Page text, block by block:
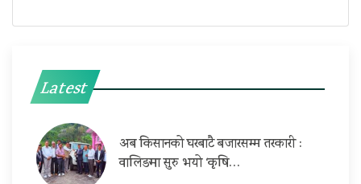
Latest
अब किसानको घरबाटै बजारसम्म तरकारी :
वालिङमा सुरु भयो ‘कृषि…